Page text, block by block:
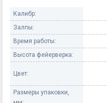
Калибр:
Залпы:
Время работы:
Высота фейерверка:
Цвет:
Размеры упаковки,